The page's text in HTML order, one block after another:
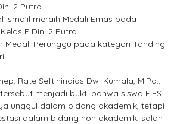
2 Putra.
Isma’il meraih Medali Emas pada
F Dini 2 Putra.
Medali Perunggu pada kategori Tanding
Rate Seftinindias Dwi Kumala, M.Pd.,
menjadi bukti bahwa siswa FIES
unggul dalam bidang akademik, tetapi
dalam bidang non akademik, salah